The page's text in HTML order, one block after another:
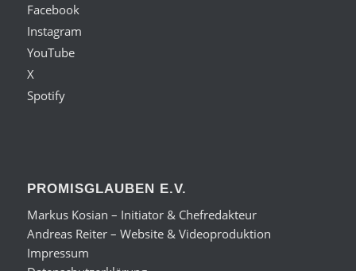
Facebook
Instagram
YouTube
X
Spotify
PROMISGLAUBEN E.V.
Markus Kosian – Initiator & Chefredakteur
Andreas Reiter – Website & Videoproduktion
Impressum